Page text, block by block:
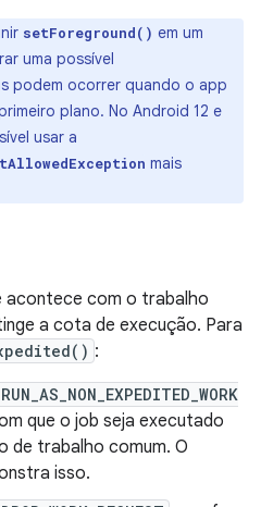
setForeground() em um
uma possível
podem ocorrer quando o app
plano. No Android 12 e
usar a
mais
acontece com o trabalho
a cota de execução. Para
:
que o job seja executado
de trabalho comum. O
isso.